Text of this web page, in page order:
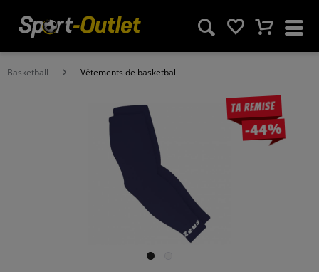
Basketball Vêtements de basketball
Ta remise
-44%